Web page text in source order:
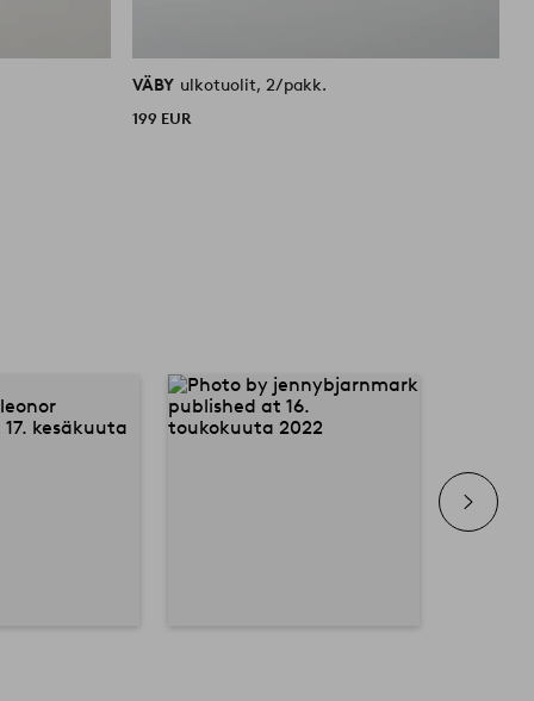
VÄBY ulkotuolit, 2/pakk.
199 EUR